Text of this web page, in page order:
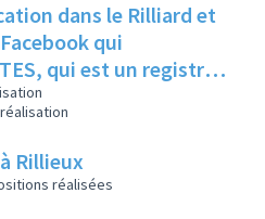
dans le Rilliard et
qui
qui est un registre
ou protégés, et
y accéder.
Rillieux
réalisées